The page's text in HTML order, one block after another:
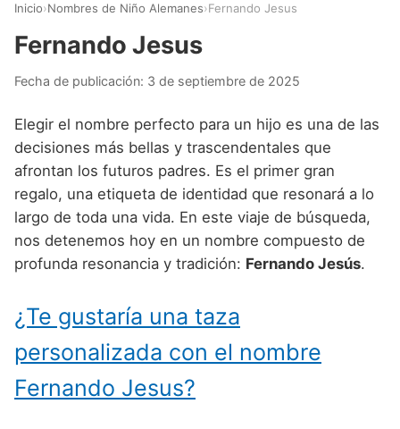
Nombres de niño que empiezan por D
Nombres de niño que empiezan por E
Nombres de niño que empiezan por F
Nombres de niño que empiezan por G
Nombres de niño que empiezan por H
Nombres de niño que empiezan por I
Nombres de niño que empiezan por J
Nombres de niño que empiezan por K
Nombres de Niño Asturianos
Nombres de Niño Baleares
Nombres de Niño Canarios
Nombres de Niño Cantabros
Nombres de Niño Castellanos
Nombres de Niño Catalanes
Nombres de Niño Extremeños
Nombres de Niño Gallegos
Nombres de Niño Celtas
Nombres de Niño Egipcios
Nombres de Niño Griegos
Nombres de Niño Mitologicos
Nombres de Niño Vikingos
Nombres de Niño Alemanes
Nombres de Niño Americanos
Nombres de Niño Arabes
Nombres de Niño Chinos
Nombres de Niño Hispanoamericanos
Nombres de Niño Ingleses
Nombres de Niño Italianos
Buscar
Inicio›Nombres de Niño Alemanes›Fernando Jesus
Fernando Jesus
Fecha de publicación: 3 de septiembre de 2025
Elegir el nombre perfecto para un hijo es una de las
decisiones más bellas y trascendentales que
afrontan los futuros padres. Es el primer gran
regalo, una etiqueta de identidad que resonará a lo
largo de toda una vida. En este viaje de búsqueda,
nos detenemos hoy en un nombre compuesto de
profunda resonancia y tradición: Fernando Jesús.
¿Te gustaría una taza
personalizada con el nombre
Fernando Jesus?